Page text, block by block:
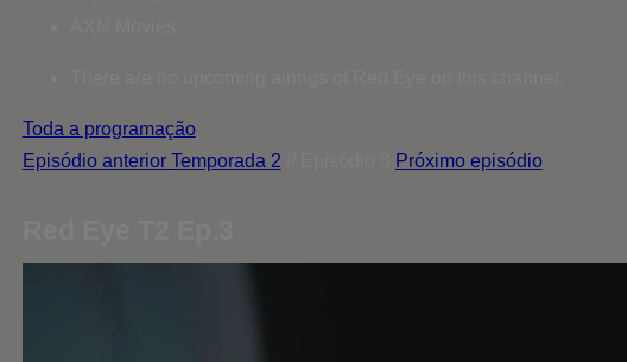
Toda a programação
Episódio anterior Temporada 2 Próximo episódio